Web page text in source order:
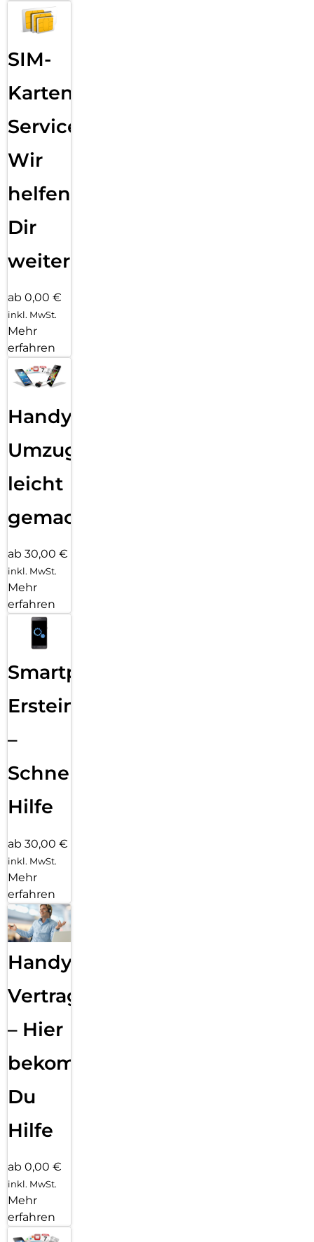
SIM-
Karten
Service:
Wir
helfen
Dir
weiter
ab 0,00 €
inkl. MwSt.
Mehr
erfahren
Handy
Umzug
leicht
gemacht!
ab 30,00 €
inkl. MwSt.
Mehr
erfahren
Smartphone
Ersteinrichtung
–
Schnelle
Hilfe
ab 30,00 €
inkl. MwSt.
Mehr
erfahren
Handy
Vertragsabwicklung
– Hier
bekommst
Du
Hilfe
ab 0,00 €
inkl. MwSt.
Mehr
erfahren